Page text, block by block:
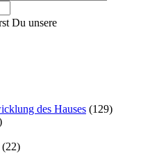
Du unsere
des Hauses (129)
(22)